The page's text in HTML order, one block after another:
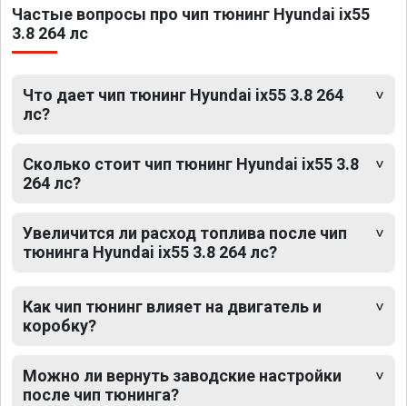
Частые вопросы про чип тюнинг Hyundai ix55
3.8 264 лс
Что дает чип тюнинг Hyundai ix55 3.8 264
лс?
Сколько стоит чип тюнинг Hyundai ix55 3.8
264 лс?
Увеличится ли расход топлива после чип
тюнинга Hyundai ix55 3.8 264 лс?
Как чип тюнинг влияет на двигатель и
коробку?
Можно ли вернуть заводские настройки
после чип тюнинга?